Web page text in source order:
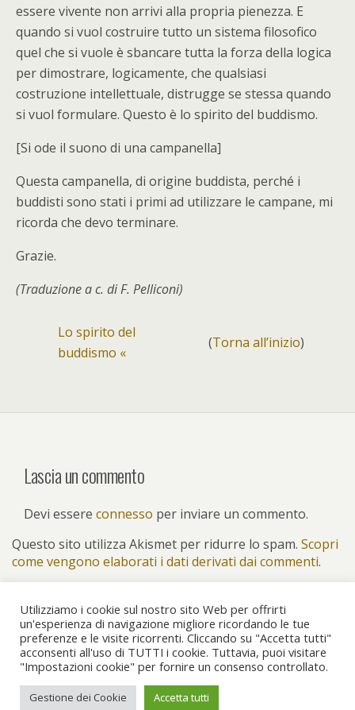
essere vivente non arrivi alla propria pienezza. E
quando si vuol costruire tutto un sistema filosofico
quel che si vuole è sbancare tutta la forza della logica
per dimostrare, logicamente, che qualsiasi
costruzione intellettuale, distrugge se stessa quando
si vuol formulare. Questo è lo spirito del buddismo.
[Si ode il suono di una campanella]
Questa campanella, di origine buddista, perché i
buddisti sono stati i primi ad utilizzare le campane, mi
ricorda che devo terminare.
Grazie.
(Traduzione a c. di F. Pelliconi)
Lo spirito del
buddismo «
(Torna all’inizio)
Lascia un commento
Devi essere connesso per inviare un commento.
Questo sito utilizza Akismet per ridurre lo spam. Scopri
come vengono elaborati i dati derivati dai commenti.
Torna su
Dispositivo Portatile Pc Desktop
Utilizziamo i cookie sul nostro sito Web per offrirti
un'esperienza di navigazione migliore ricordando le tue
preferenze e le visite ricorrenti. Cliccando su "Accetta tutti"
acconsenti all'uso di TUTTI i cookie. Tuttavia, puoi visitare
"Impostazioni cookie" per fornire un consenso controllato.
Gestione dei Cookie Accetta tutti